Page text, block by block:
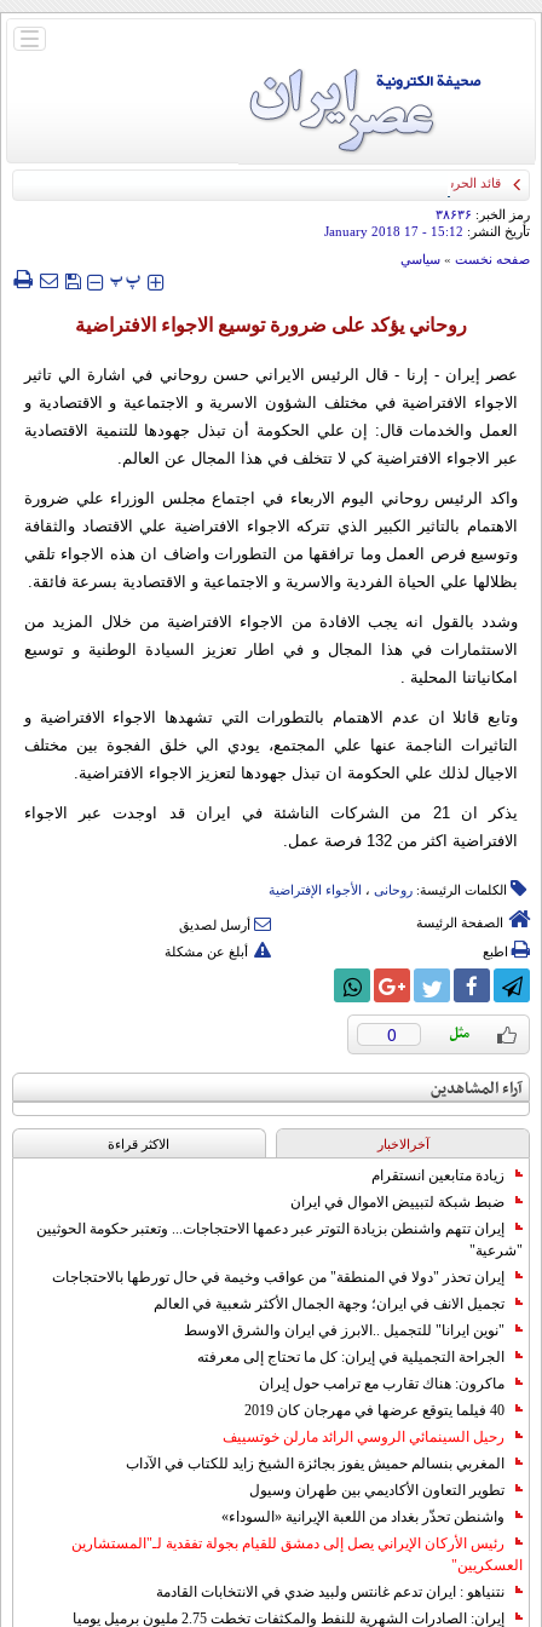
باز
قائد الحرس الثوري: إيران ستدمر أمريكا وإسرائيل والسعودية إذا تجاوزت خطوط طهران
الحمراء
رمز الخبر: ۳۸۶۳۶
تأريخ النشر: 15:12
- 17 January 2018
صفحه نخست » سياسي
‍‍‍ پپ
روحاني يؤكد على ضرورة توسيع الاجواء الافتراضية
عصر إيران - إرنا - قال الرئيس الايراني حسن روحاني في اشارة الي تاثير
الاجواء الافتراضية في مختلف الشؤون الاسرية و الاجتماعية و الاقتصادية و
العمل والخدمات قال: إن علي الحكومة أن تبذل جهودها للتنمية الاقتصادية
عبر الاجواء الافتراضية كي لا تتخلف في هذا المجال عن العالم.
واكد الرئيس روحاني اليوم الاربعاء في اجتماع مجلس الوزراء علي ضرورة
الاهتمام بالتاثير الكبير الذي تتركه الاجواء الافتراضية علي الاقتصاد والثقافة
وتوسيع فرص العمل وما ترافقها من التطورات واضاف ان هذه الاجواء تلقي
بظلالها علي الحياة الفردية والاسرية و الاجتماعية و الاقتصادية بسرعة فائقة.
وشدد بالقول انه يجب الافادة من الاجواء الافتراضية من خلال المزيد من
الاستثمارات في هذا المجال و في اطار تعزيز السيادة الوطنية و توسيع
امكانياتنا المحلية .
وتابع قائلا ان عدم الاهتمام بالتطورات التي تشهدها الاجواء الافتراضية و
التاثيرات الناجمة عنها علي المجتمع، يودي الي خلق الفجوة بين مختلف
الاجيال لذلك علي الحكومة ان تبذل جهودها لتعزيز الاجواء الافتراضية.
يذكر ان 21 من الشركات الناشئة في ايران قد اوجدت عبر الاجواء
الافتراضية اكثر من 132 فرصة عمل.
الكلمات الرئيسة: روحانی ، الأجواء الإفتراضیة
الصفحة الرئيسة
أرسل لصديق
اطبع
أبلغ عن مشكلة
0
آراء المشاهدين
آخرالاخبار الاکثر قراءة
زيادة متابعين انستقرام
ضبط شبكة لتبييض الاموال في ايران
إيران تتهم واشنطن بزيادة التوتر عبر دعمها الاحتجاجات... وتعتبر حكومة الحوثيين
"شرعية"
إيران تحذر "دولا في المنطقة" من عواقب وخيمة في حال تورطها بالاحتجاجات
تجميل الانف في ايران؛ وجهة الجمال الأكثر شعبية في العالم
"نوين ايرانا" للتجميل ..الابرز في ايران والشرق الاوسط
الجراحة التجميلية في إيران: كل ما تحتاج إلى معرفته
ماكرون: هناك تقارب مع ترامب حول إيران
40 فيلما يتوقع عرضها في مهرجان كان 2019
رحيل السينمائي الروسي الرائد مارلن خوتسييف
المغربي بنسالم حميش يفوز بجائزة الشيخ زايد للكتاب في الآداب
تطوير التعاون الأكاديمي بين طهران وسيول
واشنطن تحذّر بغداد من اللعبة الإيرانية «السوداء»
رئيس الأركان الإيراني يصل إلى دمشق للقيام بجولة تفقدية لـ"المستشارين
العسكريين"
نتنياهو : ايران تدعم غانتس ولبيد ضدي في الانتخابات القادمة
إيران: الصادرات الشهریة للنفط والمكثفات تخطت 2.75 مليون برميل يوميا